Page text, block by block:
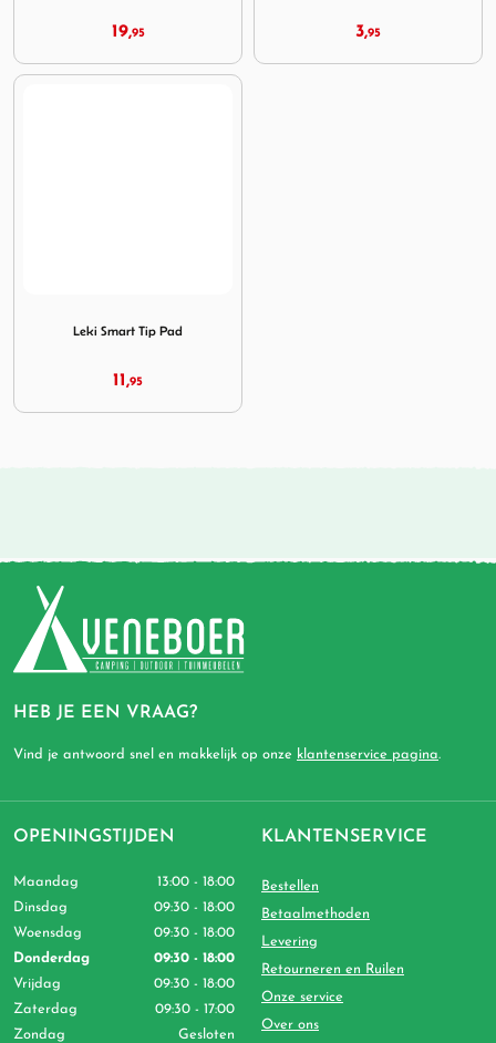
19,95 3,95
Leki Smart Tip Pad
11,95
HEB JE EEN VRAAG?
Vind je antwoord snel en makkelijk op onze klantenservice pagina.
OPENINGSTIJDEN
Maandag
13:00 - 18:00
Dinsdag
09:30 - 18:00
Woensdag
09:30 - 18:00
Donderdag
09:30 - 18:00
Vrijdag
09:30 - 18:00
Zaterdag
09:30 - 17:00
Zondag
Gesloten
KLANTENSERVICE
Bestellen
Betaalmethoden
Levering
Retourneren en Ruilen
Onze service
Over ons